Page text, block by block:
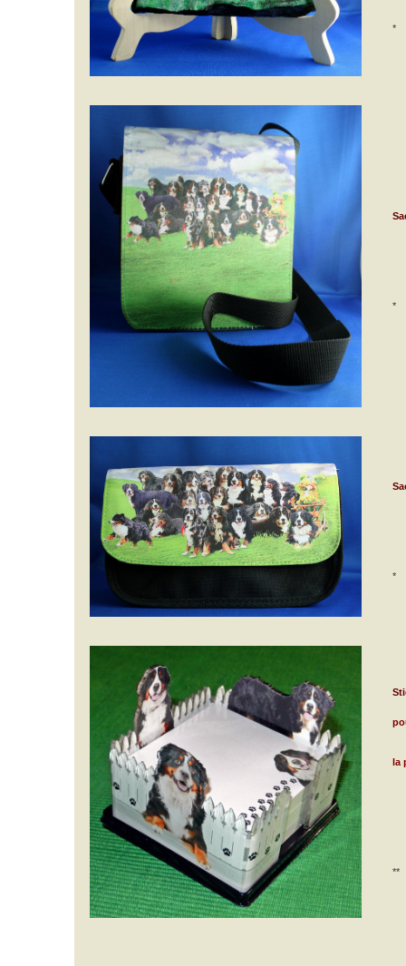
*
*
*
la
**